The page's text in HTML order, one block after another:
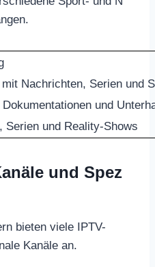
Nachrichten, Serien und
und
Serien und Reality-Shows
und Spez
bieten viele IPTV-
Kanäle an.